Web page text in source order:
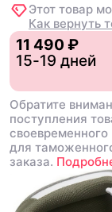
Этот товар
Как вернуть
11 490 ₽
15-19 дней
Обратите
поступления
для
заказа.